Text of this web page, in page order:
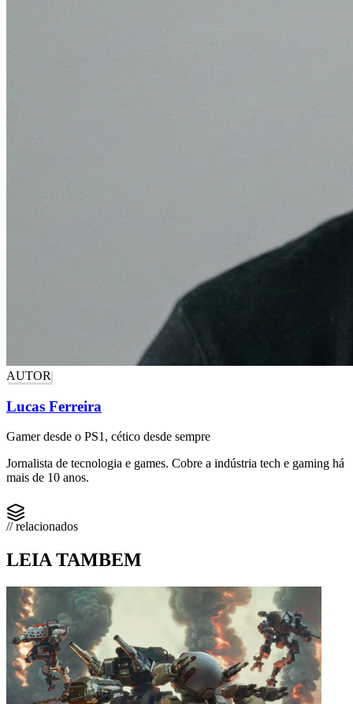
AUTOR
Lucas Ferreira
Gamer desde o PS1, cético desde sempre
Jornalista de tecnologia e games. Cobre a indústria tech e gaming há
mais de 10 anos.
// relacionados
LEIA TAMBEM